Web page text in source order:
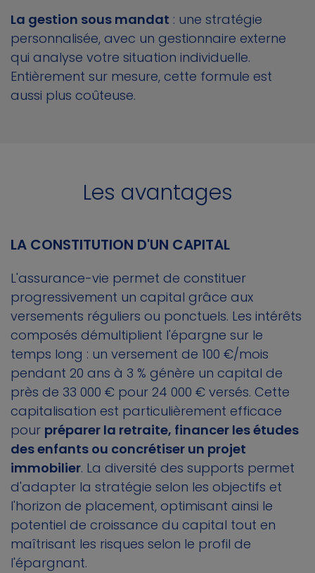
La gestion sous mandat : une stratégie
personnalisée, avec un gestionnaire externe
qui analyse votre situation individuelle.
Entièrement sur mesure, cette formule est
aussi plus coûteuse.
Les avantages
LA CONSTITUTION D'UN CAPITAL
L'assurance-vie permet de constituer
progressivement un capital grâce aux
versements réguliers ou ponctuels. Les intérêts
composés démultiplient l'épargne sur le
temps long : un versement de 100 €/mois
pendant 20 ans à 3 % génère un capital de
près de 33 000 € pour 24 000 € versés. Cette
capitalisation est particulièrement efficace
pour préparer la retraite, financer les études
des enfants ou concrétiser un projet
immobilier. La diversité des supports permet
d'adapter la stratégie selon les objectifs et
l'horizon de placement, optimisant ainsi le
potentiel de croissance du capital tout en
maîtrisant les risques selon le profil de
l'épargnant.